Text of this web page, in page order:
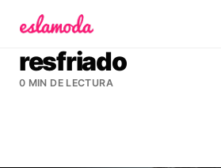
resfriado
0 MIN DE LECTURA